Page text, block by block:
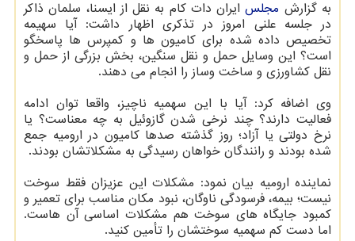
به گزارش مجلسایران دات کام به نقل از ایسنا، سلمان ذاکر
در جلسه علنی امروز در تذکری اظهار داشت: آیا سهیمه
تخصیص داده شده برای کامیون ها و کمپرس ها پاسخگو
است؟ این وسایل حمل و نقل سنگین، بخش بزرگی از حمل و
نقل کشاورزی و ساخت وساز را انجام می دهند.
وی اضافه کرد: آیا با این سهمیه ناچیز، واقعا توان ادامه
فعالیت دارند؟ چند نرخی شدن گازوئیل به چه معناست؟ یا
نرخ دولتی یا آزاد؛ روز گذشته صدها کامیون در ارومیه جمع
شده بودند و رانندگان خواهان رسیدگی به مشکلاتشان بودند.
نماینده ارومیه بیان نمود: مشکلات این عزیزان فقط سوخت
نیست؛ بیمه، فرسودگی ناوگان، نبود مکان مناسب برای تعمیر و
کمبود جایگاه های سوخت هم مشکلات اساسی آن هاست.
اما دست کم سهمیه سوختشان را تأمین کنید.